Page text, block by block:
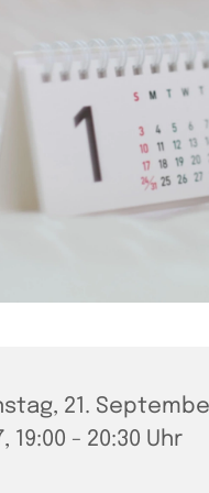
21.
19:00 - 20:30 Uhr